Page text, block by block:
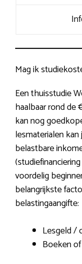
Mag ik
Een thuisstudie
haalbaar rond de
kan nog
lesmaterialen
belastbare
voordelig
belangrijkste
belastingaangifte:
Lesgeld /
Boeken